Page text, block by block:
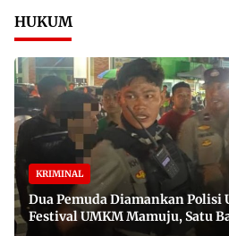
HUKUM
KRIMINAL
Dua Pemuda Diamankan Polisi
Festival UMKM Mamuju, Satu